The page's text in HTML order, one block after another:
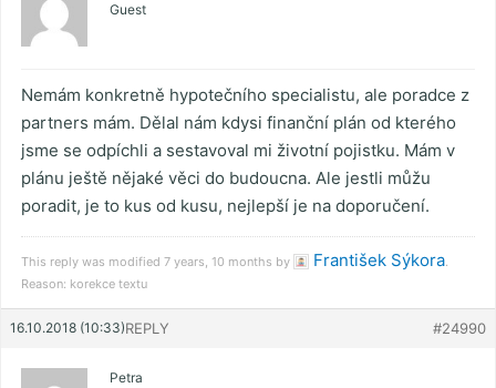
Guest
Nemám konkretně hypotečního specialistu, ale poradce z
partners mám. Dělal nám kdysi finanční plán od kterého
jsme se odpíchli a sestavoval mi životní pojistku. Mám v
plánu ještě nějaké věci do budoucna. Ale jestli můžu
poradit, je to kus od kusu, nejlepší je na doporučení.
This reply was modified 7 years, 10 months by František Sýkora.
Reason: korekce textu
16.10.2018 (10:33) #24990
REPLY
Petra